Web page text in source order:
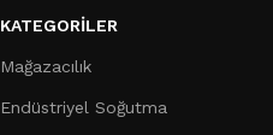
KATEGORILER
Mağazacılık
Endüstriyel Soğutma